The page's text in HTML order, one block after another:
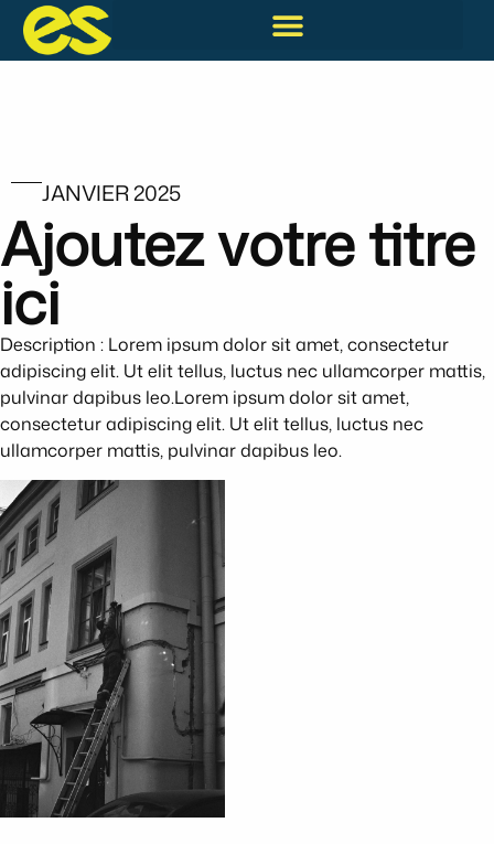
JANVIER 2025
Ajoutez votre titre
ici
Description : Lorem ipsum dolor sit amet, consectetur
adipiscing elit. Ut elit tellus, luctus nec ullamcorper mattis,
pulvinar dapibus leo.Lorem ipsum dolor sit amet,
consectetur adipiscing elit. Ut elit tellus, luctus nec
ullamcorper mattis, pulvinar dapibus leo.